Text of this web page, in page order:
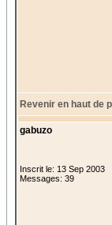
Revenir en haut de
gabuzo
Inscrit le: 13 Sep 2003
Messages: 39